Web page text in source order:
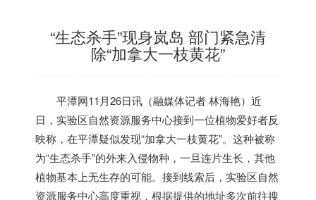
“生态杀手”现身岚岛 部门紧急清
除“加拿大一枝黄花”
平潭网11月26日讯 （融媒体记者 林海艳）近
日，实验区自然资源服务中心接到一位植物爱好者反
映称，在平潭疑似发现“加拿大一枝黄花”。这种被称
为“生态杀手”的外来入侵物种，一旦连片生长，其他
植物基本上无生存的可能。接到线索后，实验区自然
资源服务中心高度重视，根据提供的地址多次前往搜